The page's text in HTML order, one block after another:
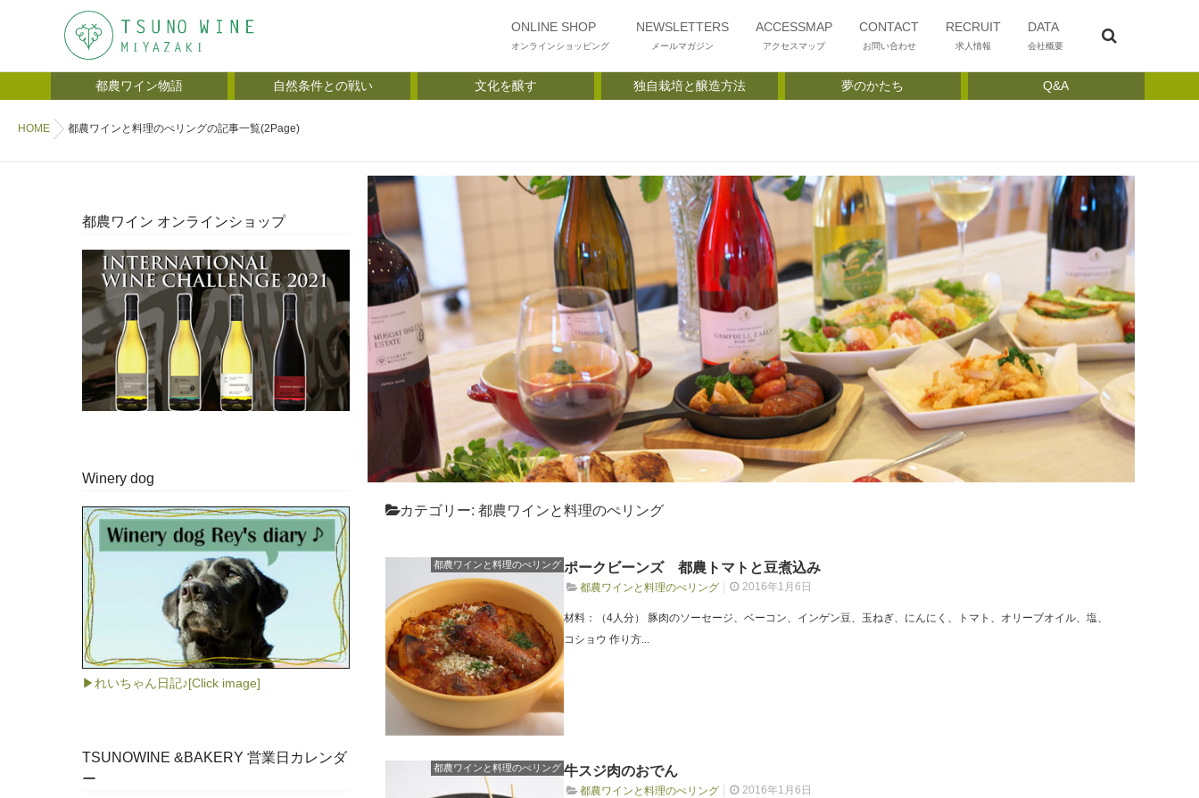
ONLINE SHOP
オンラインショッピング
NEWSLETTERS
メールマガジン
ACCESSMAP
アクセスマップ
CONTACT
お問い合わせ
RECRUIT
求人情報
DATA
会社概要
都農ワイン物語 自然条件との戦い 文化を醸す 独自栽培と醸造方法 夢のかたち Q&A
HOME 都農ワインと料理のぺリングの記事一覧(2Page)
カテゴリー: 都農ワインと料理のぺリング
都農ワインと料理のぺリング ポークビーンズ 都農トマトと豆煮込み
都農ワインと料理のぺリング 2016年1月6日
材料：（4人分） 豚肉のソーセージ、ベーコン、インゲン豆、玉ねぎ、にんにく、トマト、オリーブオイル、塩、
コショウ 作り方...
都農ワインと料理のぺリング 牛スジ肉のおでん
都農ワインと料理のぺリング 2016年1月6日
都農ワイン オンラインショップ
Winery dog
▶れいちゃん日記♪[Click image]
TSUNOWINE &BAKERY 営業日カレンダ
ー